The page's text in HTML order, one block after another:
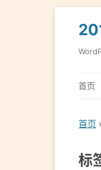
首页
首页
标